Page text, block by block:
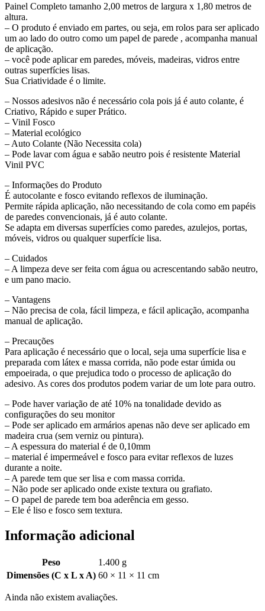
Painel Completo tamanho 2,00 metros de largura x 1,80 metros de
altura.
– O produto é enviado em partes, ou seja, em rolos para ser aplicado
um ao lado do outro como um papel de parede , acompanha manual
de aplicação.
– você pode aplicar em paredes, móveis, madeiras, vidros entre
outras superfícies lisas.
Sua Criatividade é o limite.
– Nossos adesivos não é necessário cola pois já é auto colante, é
Criativo, Rápido e super Prático.
– Vinil Fosco
– Material ecológico
– Auto Colante (Não Necessita cola)
– Pode lavar com água e sabão neutro pois é resistente Material
Vinil PVC
– Informações do Produto
É autocolante e fosco evitando reflexos de iluminação.
Permite rápida aplicação, não necessitando de cola como em papéis
de paredes convencionais, já é auto colante.
Se adapta em diversas superfícies como paredes, azulejos, portas,
móveis, vidros ou qualquer superfície lisa.
– Cuidados
– A limpeza deve ser feita com água ou acrescentando sabão neutro,
e um pano macio.
– Vantagens
– Não precisa de cola, fácil limpeza, e fácil aplicação, acompanha
manual de aplicação.
– Precauções
Para aplicação é necessário que o local, seja uma superfície lisa e
preparada com látex e massa corrida, não pode estar úmida ou
empoeirada, o que prejudica todo o processo de aplicação do
adesivo. As cores dos produtos podem variar de um lote para outro.
– Pode haver variação de até 10% na tonalidade devido as
configurações do seu monitor
– Pode ser aplicado em armários apenas não deve ser aplicado em
madeira crua (sem verniz ou pintura).
– A espessura do material é de 0,10mm
– material é impermeável e fosco para evitar reflexos de luzes
durante a noite.
– A parede tem que ser lisa e com massa corrida.
– Não pode ser aplicado onde existe textura ou grafiato.
– O papel de parede tem boa aderência em gesso.
– Ele é liso e fosco sem textura.
Informação adicional
Peso
1.400 g
Dimensões (C x L x A) 60 × 11 × 11 cm
Ainda não existem avaliações.